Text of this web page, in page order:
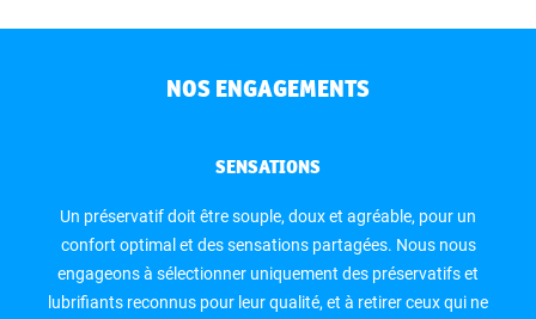
NOS ENGAGEMENTS
SENSATIONS
Un préservatif doit être souple, doux et agréable, pour un
confort optimal et des sensations partagées. Nous nous
engageons à sélectionner uniquement des préservatifs et
lubrifiants reconnus pour leur qualité, et à retirer ceux qui ne